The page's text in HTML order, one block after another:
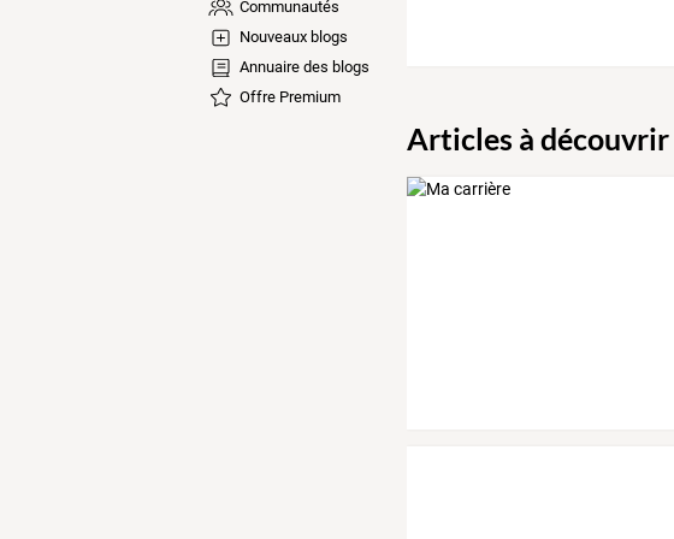
Communautés
Nouveaux blogs
Annuaire des blogs
Offre Premium
Articles à découvrir